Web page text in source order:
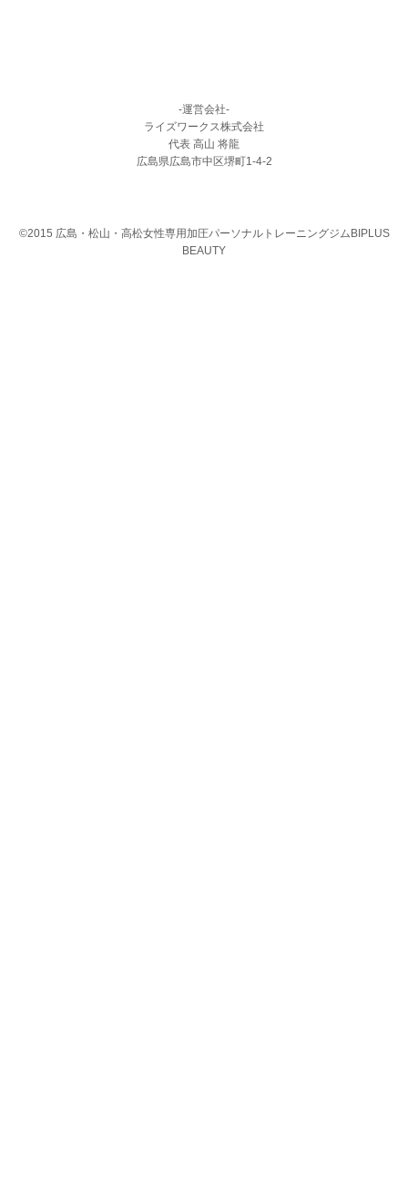
-運営会社-
ライズワークス株式会社
代表 高山 将龍
広島県広島市中区堺町1-4-2
©2015 広島・松山・高松女性専用加圧パーソナルトレーニングジムBIPLUS
BEAUTY